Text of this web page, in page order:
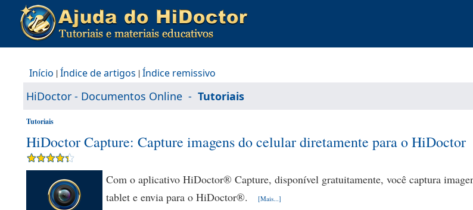
Início |Índice de artigos |Índice remissivo
HiDoctor - Documentos Online - Tutoriais
Tutoriais
HiDoctor Capture: Capture imagens do celular diretamente para o HiDoctor
Com o aplicativo HiDoctor® Capture, disponível gratuitamente, você captura
tablet e envia para o HiDoctor®.
[Mais...]